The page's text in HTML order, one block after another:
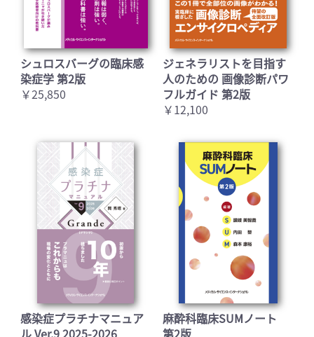
シュロスバーグの臨床感
染症学 第2版
￥25,850
ジェネラリストを目指す
人のための 画像診断パワ
フルガイド 第2版
￥12,100
感染症プラチナマニュア
麻酔科臨床SUMノート